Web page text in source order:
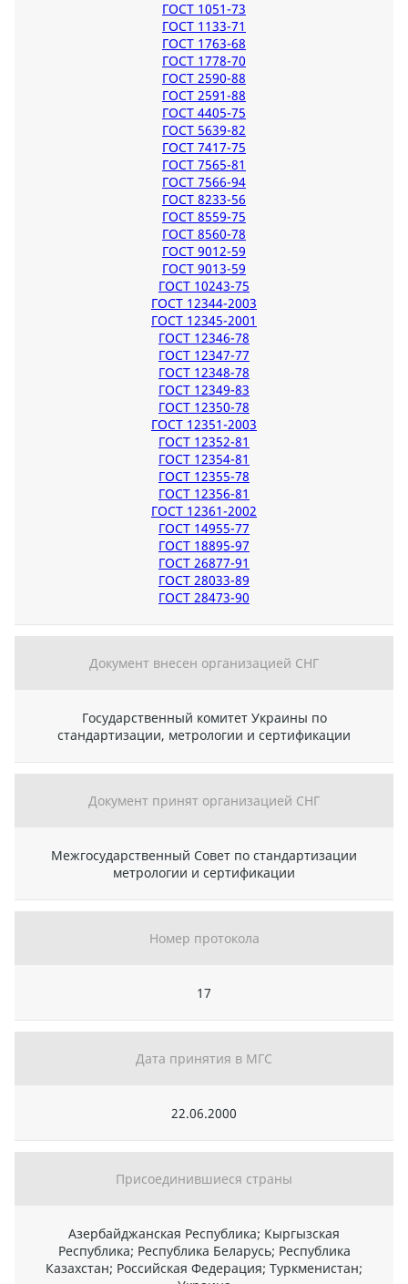
ГОСТ 1051-73
ГОСТ 1133-71
ГОСТ 1763-68
ГОСТ 1778-70
ГОСТ 2590-88
ГОСТ 2591-88
ГОСТ 4405-75
ГОСТ 5639-82
ГОСТ 7417-75
ГОСТ 7565-81
ГОСТ 7566-94
ГОСТ 8233-56
ГОСТ 8559-75
ГОСТ 8560-78
ГОСТ 9012-59
ГОСТ 9013-59
ГОСТ 10243-75
ГОСТ 12344-2003
ГОСТ 12345-2001
ГОСТ 12346-78
ГОСТ 12347-77
ГОСТ 12348-78
ГОСТ 12349-83
ГОСТ 12350-78
ГОСТ 12351-2003
ГОСТ 12352-81
ГОСТ 12354-81
ГОСТ 12355-78
ГОСТ 12356-81
ГОСТ 12361-2002
ГОСТ 14955-77
ГОСТ 18895-97
ГОСТ 26877-91
ГОСТ 28033-89
ГОСТ 28473-90
Документ внесен организацией СНГ
Государственный комитет Украины по
стандартизации, метрологии и сертификации
Документ принят организацией СНГ
Межгосударственный Совет по стандартизации
метрологии и сертификации
Номер протокола
17
Дата принятия в МГС
22.06.2000
Присоединившиеся страны
Азербайджанская Республика; Кыргызская
Республика; Республика Беларусь; Республика
Казахстан; Российская Федерация; Туркменистан;